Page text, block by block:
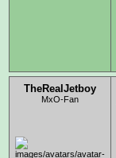
TheRealJetboy
MxO-Fan